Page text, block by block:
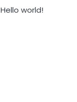
Hello world!